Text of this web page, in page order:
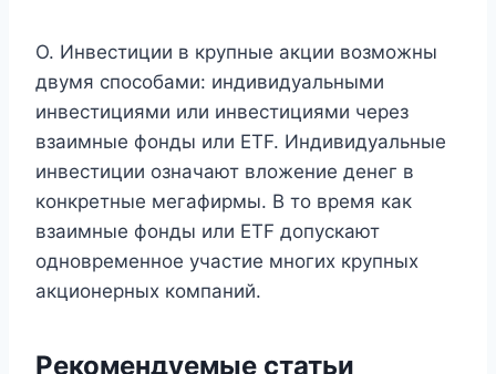
О. Инвестиции в крупные акции возможны
двумя способами: индивидуальными
инвестициями или инвестициями через
взаимные фонды или ETF. Индивидуальные
инвестиции означают вложение денег в
конкретные мегафирмы. В то время как
взаимные фонды или ETF допускают
одновременное участие многих крупных
акционерных компаний.
Рекомендуемые статьи